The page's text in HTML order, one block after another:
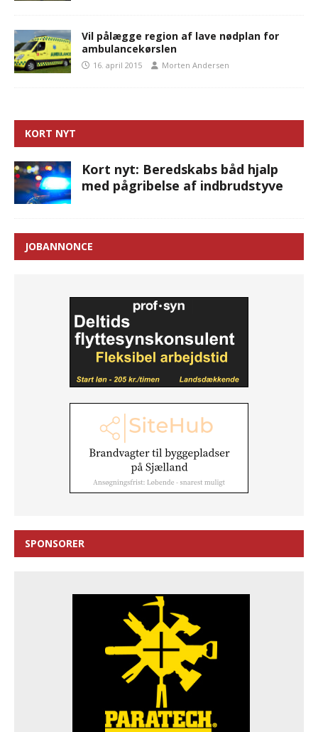
Vil pålægge region af lave nødplan for
ambulancekørslen
16. april 2015 Morten Andersen
KORT NYT
Kort nyt: Beredskabs båd hjalp
med pågribelse af indbrudstyve
JOBANNONCE
SPONSORER